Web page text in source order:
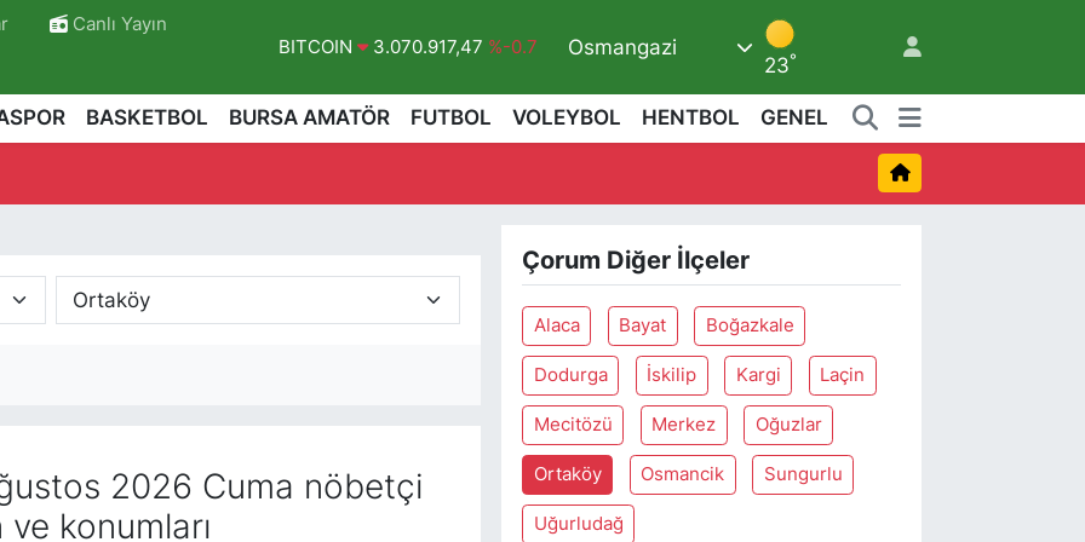
Canlı Yayın
BITCOIN 3.070.917,47 %-0.76
DOLAR
47,7143 %0.16
%64
Osmangazi
23°
BASKETBOL BURSA AMATÖR FUTBOL VOLEYBOL HENTBOL GENEL
2026 Cuma nöbetçi
konumları
Çorum Diğer İlçeler
Alaca Bayat Boğazkale
Dodurga İskilip Kargi Laçin
Mecitözü Merkez Oğuzlar
Ortaköy Osmancik Sungurlu
Uğurludağ